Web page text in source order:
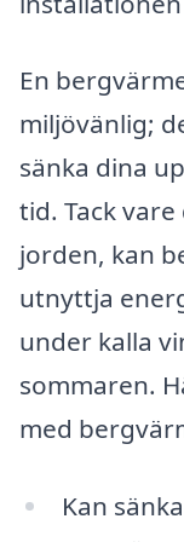
En
miljövänlig;
sänka dina
tid. Tack
jorden, kan
utnyttja
under kalla
sommaren.
med
Kan